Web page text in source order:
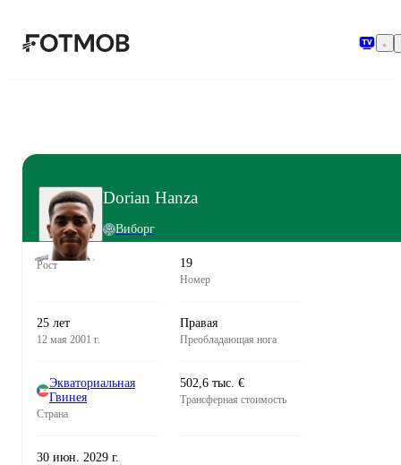
Dorian Hanza
Виборг
Рост 19
Номер
25 лет
12 мая 2001 г.
Правая
Преобладающая нога
Экваториальная
Гвинея
Страна
502,6 тыс. €
Трансферная стоимость
30 июн. 2029 г.